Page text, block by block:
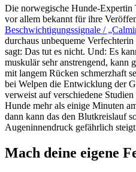
Die norwegische Hunde-
vor allem bekannt für ihre
Beschwichtigungssignale /
durchaus unbequeme
sagt: Das tut es nicht. Und: Es
muskulär sehr anstrengend, kann
mit langem Rücken schmerzhaft
bei Welpen die Entwicklung der
verweist auf verschiedene
Hunde mehr als einige Minuten
dann kann das den Blutkreislauf
Augeninnendruck gefährlich
Mach deine eigene